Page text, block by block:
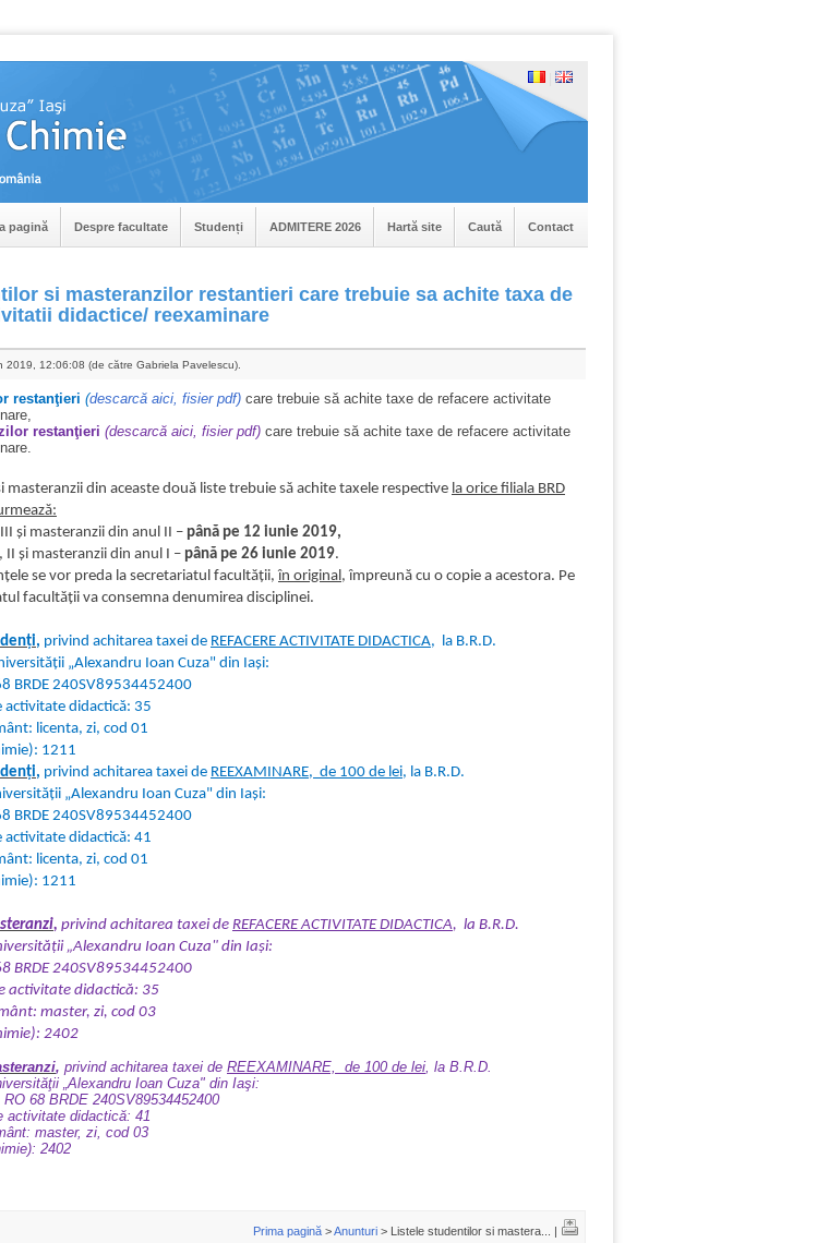
pagină Despre facultate Studenți ADMITERE 2026 Hartă site Caută Contact
si masteranzilor restantieri care trebuie sa achite taxa de
didactice/ reexaminare
2019, 12:06:08 (de către Gabriela Pavelescu).
restanţieri (descarcă aici, fisier pdf) care trebuie să achite taxe de refacere activitate
restanţieri (descarcă aici, fisier pdf) care trebuie să achite taxe de refacere activitate
masteranzii din aceaste două liste trebuie să achite taxele respective la orice filiala BRD
şi masteranzii din anul II – până pe 12 iunie 2019,
şi masteranzii din anul I – până pe 26 iunie 2019.
se vor preda la secretariatul facultăţii,în original, împreună cu o copie a acestora. Pe
facultăţii va consemna denumirea disciplinei.
, privind achitarea taxei de REFACERE ACTIVITATE DIDACTICA, la B.R.D.
„Alexandru Ioan Cuza" din Iaşi:
didactică: 35
licenta, zi, cod 01
1211
, privind achitarea taxei de REEXAMINARE, de 100 de lei, la B.R.D.
„Alexandru Ioan Cuza" din Iaşi:
didactică: 41
licenta, zi, cod 01
1211
, privind achitarea taxei de REFACERE ACTIVITATE DIDACTICA, la B.R.D.
„Alexandru Ioan Cuza" din Iaşi:
activitate didactică: 35
master, zi, cod 03
2402
, privind achitarea taxei de REEXAMINARE, de 100 de lei, la B.R.D.
„Alexandru Ioan Cuza" din Iaşi:
240SV89534452400
didactică: 41
master, zi, cod 03
2402
Prima pagină >Anunturi > Listele studentilor si mastera... |